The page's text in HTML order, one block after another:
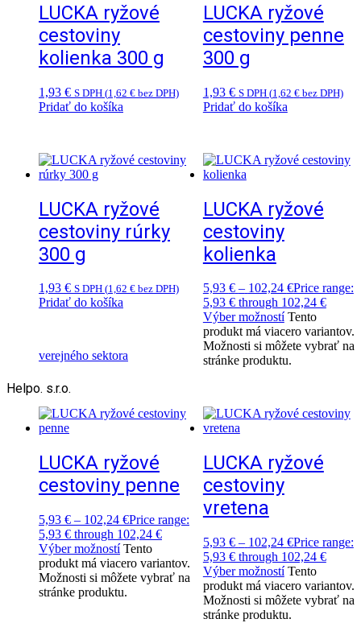
LUCKA ryžové
cestoviny
kolienka 300 g
1,93 € S DPH (1,62 € bez DPH)
Pridať do košíka
LUCKA ryžové
cestoviny penne
300 g
1,93 € S DPH (1,62 €bez DPH)
Pridať do košíka
LUCKA ryžové
cestoviny rúrky
300 g
1,93 € S DPH (1,62 € bez DPH)
Pridať do košíka
LUCKA ryžové
cestoviny
kolienka
5,93 € – 102,24 €Price range:
5,93 € through 102,24 €
Výber možností Tento
produkt má viacero variantov.
Možnosti si môžete vybrať na
stránke produktu.
LUCKA ryžové
cestoviny penne
5,93 € – 102,24 €Price range:
5,93 € through 102,24 €
Výber možností Tento
produkt má viacero variantov.
Možnosti si môžete vybrať na
stránke produktu.
LUCKA ryžové
cestoviny
vretena
5,93 € – 102,24 €Price range:
5,93 € through 102,24 €
Výber možností Tento
produkt má viacero variantov.
Možnosti si môžete vybrať na
stránke produktu.
verejného sektora
Helpo. s.r.o.